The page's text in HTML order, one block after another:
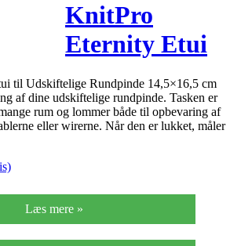
KnitPro
Eternity Etui
til Udskiftelige
Rundpinde
14,5×16,5cm
til Udskiftelige Rundpinde 14,5×16,5 cm
af dine udskiftelige rundpinde. Tasken er
rum og lommer både til opbevaring af
eller wirerne. Når den er lukket, måler
Læs mere »